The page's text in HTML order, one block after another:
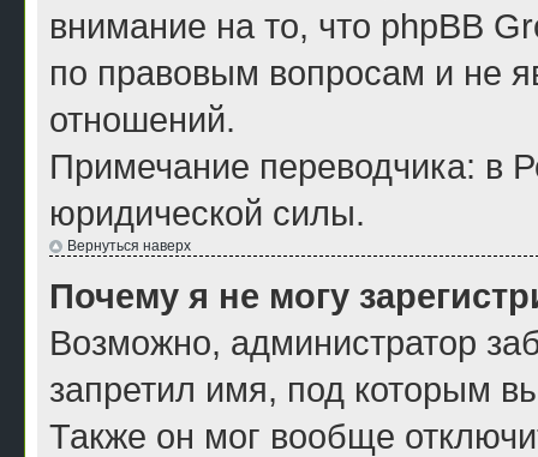
внимание на то, что phpBB
по правовым вопросам и не
отношений.
Примечание переводчика: в
юридической силы.
Вернуться наверх
Почему я не могу
Возможно, администратор
запретил имя, под которым
Также он мог вообще